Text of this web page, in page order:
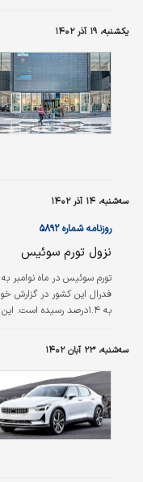
درصدی فدرال رزرو نداشت.
یکشنبه، ۱۹ آذر ۱۴۰۲
سه‌شنبه، ۱۴ آذر ۱۴۰۲
روزنامه شماره ۵۸۹۲
نزول تورم سوئیس
فدرال این کشور در گزارش
گزارش خاطرنشان کرد که
برنامه‌های گردشگری،
سه‌شنبه، ۲۳ آبان ۱۴۰۲